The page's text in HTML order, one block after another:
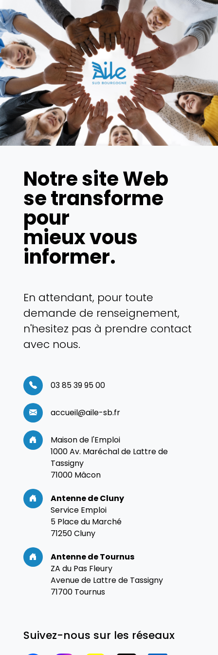
Notre site Web
se transforme
pour
mieux vous
informer.
En attendant, pour toute
demande de renseignement,
n'hesitez pas à prendre contact
avec nous.
03 85 39 95 00
accueil@aile-sb.fr
Maison de l'Emploi
1000 Av. Maréchal de Lattre de
Tassigny
71000 Mâcon
Antenne de Cluny
Service Emploi
5 Place du Marché
71250 Cluny
Antenne de Tournus
ZA du Pas Fleury
Avenue de Lattre de Tassigny
71700 Tournus
Suivez-nous sur les réseaux